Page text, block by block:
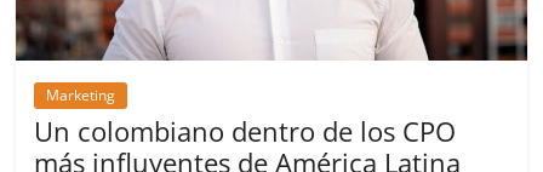
en
América
Latina
Una
Marketing
Un colombiano dentro de los CPO
más influyentes de América Latina